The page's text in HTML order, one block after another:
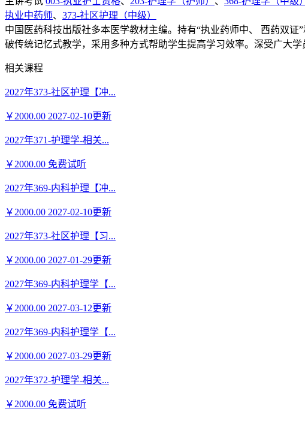
执业中药师、 373-社区护理（中级）
中国医药科技出版社多本医学教材主编。持有“执业药师中、 西药双
破传统记忆式教学，采用多种方式帮助学生提高学习效率。深受广大学
相关课程
2027年373-社区护理【冲...
￥2000.00 2027-02-10更新
2027年371-护理学-相关...
￥2000.00 免费试听
2027年369-内科护理【冲...
￥2000.00 2027-02-10更新
2027年373-社区护理【习...
￥2000.00 2027-01-29更新
2027年369-内科护理学【...
￥2000.00 2027-03-12更新
2027年369-内科护理学【...
￥2000.00 2027-03-29更新
2027年372-护理学-相关...
￥2000.00 免费试听